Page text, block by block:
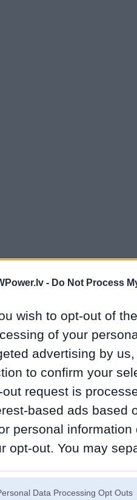
- Do Not Process
wish to opt-out of
of your
advertising by
to confirm your
out request is
based ads based
personal
opt-out. You may
Data Processing Opt Outs